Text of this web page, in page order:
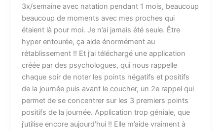
3x/semaine avec natation pendant 1 mois, beaucoup
beaucoup de moments avec mes proches qui
étaient là pour moi. Je n’ai jamais été seule. Être
hyper entourée, ça aide énormément au
rétablissement !! Et j’ai téléchargé une application
créée par des psychologues, qui nous rappelle
chaque soir de noter les points négatifs et positifs
de la journée puis avant le coucher, un 2e rappel qui
permet de se concentrer sur les 3 premiers points
positifs de la journée. Application trop géniale, que
j’utilise encore aujourd’hui !! Elle m’aide vraiment à